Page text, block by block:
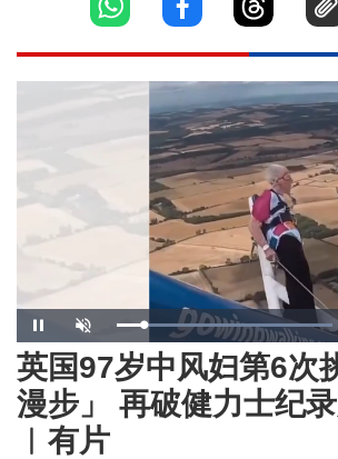
Pause Unmute Loaded:
100.00%
英国97岁中风妇第6次
漫步」 再破健力士纪
︱有片